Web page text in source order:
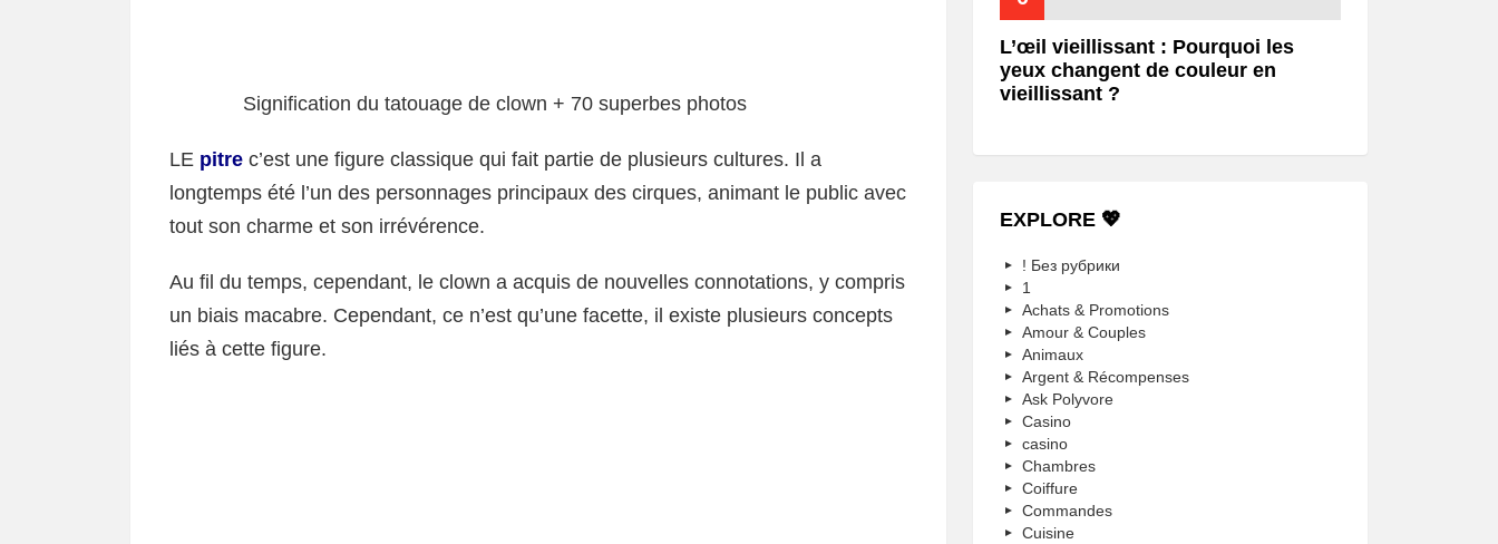
Signification du tatouage de clown + 70 superbes photos
LE pitre c’est une figure classique qui fait partie de plusieurs cultures. Il a
longtemps été l’un des personnages principaux des cirques, animant le public avec
tout son charme et son irrévérence.
Au fil du temps, cependant, le clown a acquis de nouvelles connotations, y compris
un biais macabre. Cependant, ce n’est qu’une facette, il existe plusieurs concepts
liés à cette figure.
L’œil vieillissant : Pourquoi les
yeux changent de couleur en
vieillissant ?
EXPLORE 💖
! Без рубрики
1
Achats & Promotions
Amour & Couples
Animaux
Argent & Récompenses
Ask Polyvore
Casino
casino
Chambres
Coiffure
Commandes
Cuisine